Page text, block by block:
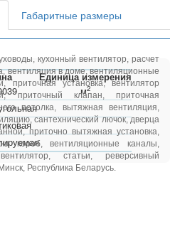
Габаритные размеры
Единица измерения
м2
, кухонный вентилятор, расчет
,вентиляция в доме,вентиляционные
,приточная установка,вентилятор
,приточный клапан,приточная
потолка, вытяжная вентиляция,
,сантехнический лючок,дверца
,приточно вытяжная установка,
короб,вентиляционные каналы,
вентилятор,статьи,реверсивный
Республика Беларусь.